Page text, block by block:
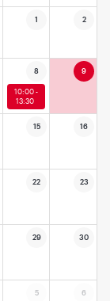
1 2
8 9
10:00 -
13:30
15 16
22 23
29 30
5 6